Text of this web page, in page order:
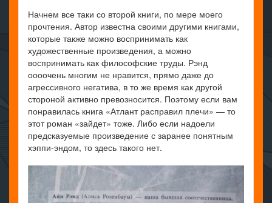
Начнем все таки со второй книги, по мере моего
прочтения. Автор известна своими другими книгами,
которые также можно воспринимать как
художественные произведения, а можно
воспринимать как философские труды. Рэнд
оооочень многим не нравится, прямо даже до
агрессивного негатива, в то же время как другой
стороной активно превозносится. Поэтому если вам
понравилась книга «Атлант расправил плечи» — то
этот роман «зайдет» тоже. Либо если надоели
предсказуемые произведение с заранее понятным
хэппи-эндом, то здесь такого нет.